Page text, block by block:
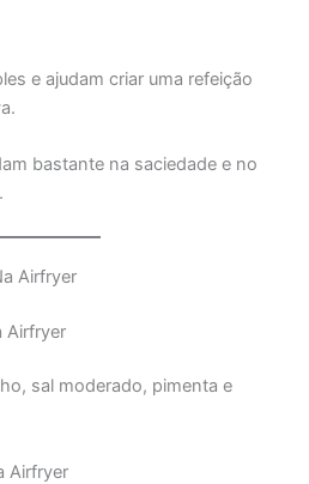
e ajudam criar uma refeição
bastante na saciedade e no
Airfryer
Airfryer
sal moderado, pimenta e
Airfryer